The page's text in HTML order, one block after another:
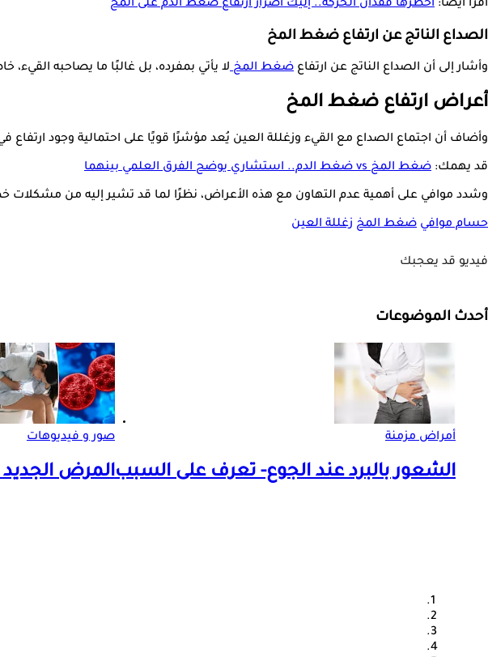
اقرأ أيضًا: أخطرها فقدان الحركة.. إليك أضرار ارتفاع ضغط الدم على المخ
الصداع الناتج عن ارتفاع ضغط المخ
وأشار إلى أن الصداع الناتج عن ارتفاع ضغط المخلا يأتي بمفرده، بل غالبًا ما يصاحبه
أعراض ارتفاع ضغط المخ
وأضاف أن اجتماع الصداع مع القيء وزغللة العين يُعد مؤشرًا قويًا على احتمالية وجود
قد يهمك: ضغط المخ vs ضغط الدم.. استشاري يوضح الفرق العلمي بينهما
وشدد موافي على أهمية عدم التهاون مع هذه الأعراض، نظرًا لما قد تشير إليه من مشكلات
حسام موافي ضغط المخ زغللة العين
فيديو قد يعجبك
أحدث الموضوعات
أمراض مزمنة
الشعور بالبرد عند الجوع- تعرف على السبب
صور و فيديوهات
المرض الجديد